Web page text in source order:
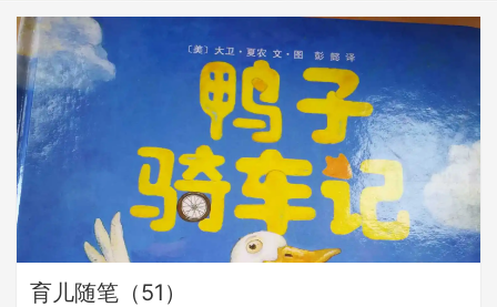
育儿随笔（51）